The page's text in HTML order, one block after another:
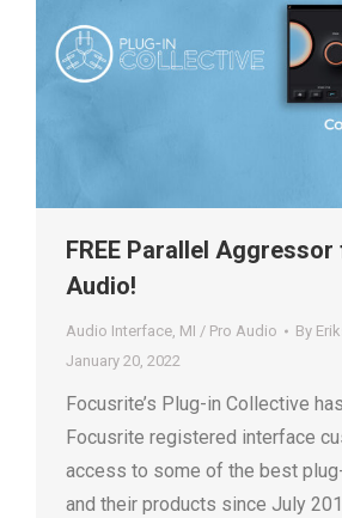
FREE Parallel
Audio!
Audio Interface, MI / Pro Audio By
January 20, 2022
Focusrite’s Plug-in Collective
Focusrite registered interface
access to some of the best
and their products since July